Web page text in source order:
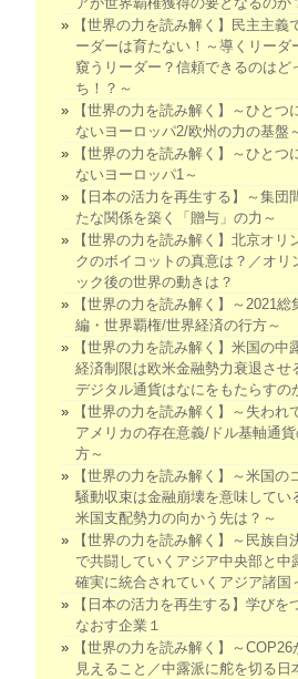
【世界の力を読み解く】民主主義
ーダーは育たない！～導くリーダ
窺うリーダー？信頼できるのはど
ち！？～
【世界の力を読み解く】～ひとつ
ないヨーロッパ2/欧州の力の基盤
【世界の力を読み解く】～ひとつ
ないヨーロッパ1～
【日本の活力を再生する】～集団
たな関係を築く「贈与」の力～
【世界の力を読み解く】北京オリ
クのボイコットの真意は？／オリ
ック後の世界の動きは？
【世界の力を読み解く】～2021総
編・世界覇権/世界経済の行方～
【世界の力を読み解く】米国の中
経済制限は欧米金融勢力衰退させ
デジタル通貨はなにをもたらすの
【世界の力を読み解く】～失われ
アメリカの存在意義/ドル基軸通
方～
【世界の力を読み解く】～米国の
騒動収束は金融崩壊を意味してい
米国支配勢力の向かう先は？～
【世界の力を読み解く】～民族自
で共闘していくアジア中央部と中
確実に統合されていくアジア諸国
【日本の活力を再生する】学びを
なおす企業１
【世界の力を読み解く】～COP26
見えること／中露派に舵を切る日